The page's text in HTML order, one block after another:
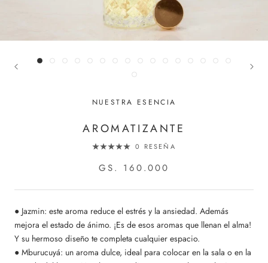
NUESTRA ESENCIA
AROMATIZANTE
0 RESEÑA
GS. 160.000
● Jazmin: este aroma reduce el estrés y la ansiedad. Además
mejora el estado de ánimo. ¡Es de esos aromas que llenan el alma!
Y su hermoso diseño te completa cualquier espacio.
● Mburucuyá: un aroma dulce, ideal para colocar en la sala o en la